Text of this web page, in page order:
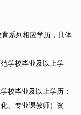
系列相应学历，具体
学校毕业及以上学
校毕业及以上学历；
、专业课教师）资